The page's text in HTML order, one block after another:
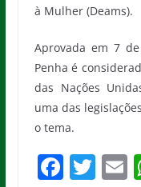
à Mulher (Deams).
Aprovada em 7
Penha é
das Nações
uma das
o tema.
F T E